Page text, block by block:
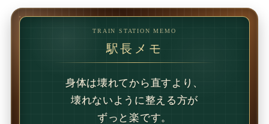
TRAIN STATION MEMO
駅長メモ
1回で変わることもあります。
でも、続けることで
変わることの方が多いです。